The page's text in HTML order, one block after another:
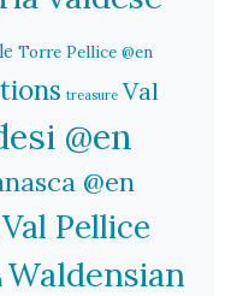
Torre Pellice @en
treasure Val
@en
@en
Val Pellice
Waldensian